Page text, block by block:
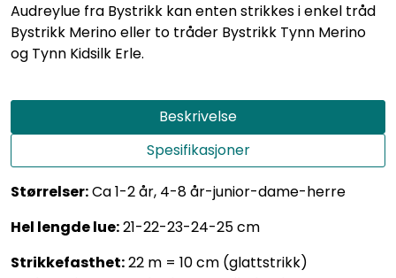
Audreylue fra Bystrikk kan enten strikkes i enkel tråd
Bystrikk Merino eller to tråder Bystrikk Tynn Merino
og Tynn Kidsilk Erle.
Beskrivelse
Spesifikasjoner
Størrelser:Ca 1-2 år, 4-8 år-junior-dame-herre
Hel lengde lue:21-22-23-24-25 cm
Strikkefasthet:22 m = 10 cm (glattstrikk)